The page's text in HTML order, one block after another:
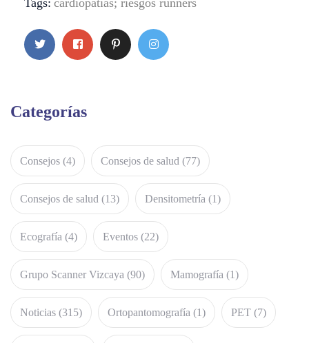
Tags: cardiopatías; riesgos runners
Categorías
Consejos (4) Consejos de salud (77)
Consejos de salud (13) Densitometría (1)
Ecografía (4) Eventos (22)
Grupo Scanner Vizcaya (90) Mamografía (1)
Noticias (315) Ortopantomografía (1) PET (7)